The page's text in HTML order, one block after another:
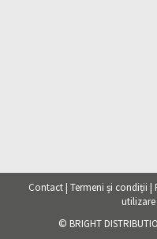
Contact | Termeni și condiții |
© BRIGHT